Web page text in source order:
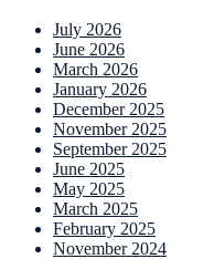
July 2026
June 2026
March 2026
January 2026
December 2025
November 2025
September 2025
June 2025
May 2025
March 2025
February 2025
November 2024